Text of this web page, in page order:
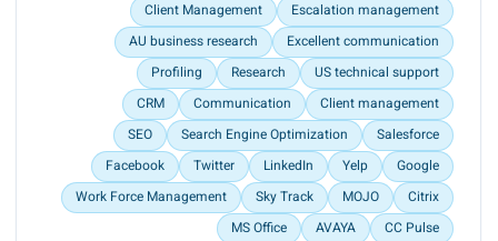
Escalation management
Client Management
Excellent communication
AU business research
US technical support
Research
Profiling
Client management
Communication
CRM
Salesforce
Search Engine Optimization
SEO
Google
Yelp
LinkedIn
Twitter
Facebook
Citrix
MOJO
Sky Track
Work Force Management
CC Pulse
AVAYA
MS Office